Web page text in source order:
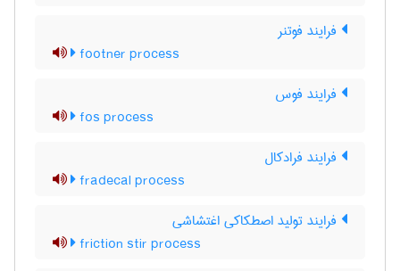
فرایند فوتنر
footner process
فرایند فوس
fos process
فرایند فرادکال
fradecal process
فرایند تولید اصطکاکی اغتشاشی
friction stir process